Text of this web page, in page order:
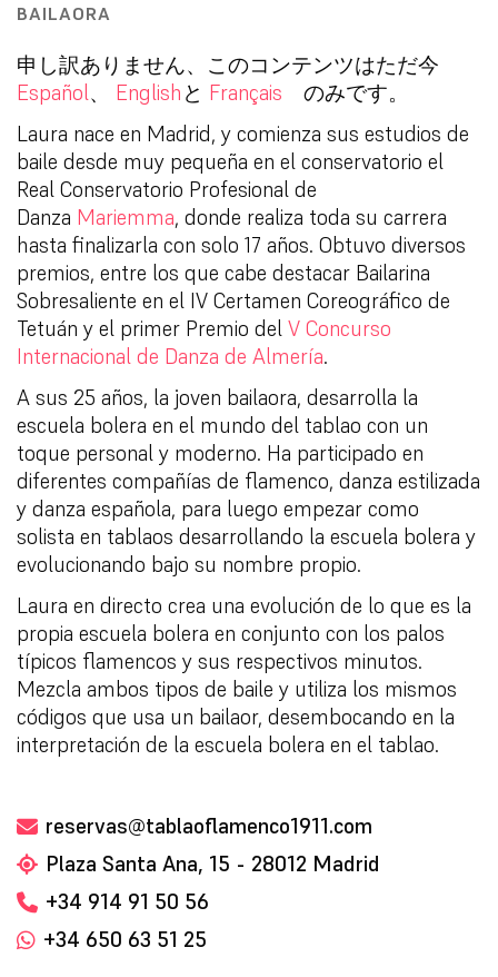
BAILAORA
申し訳ありません、このコンテンツはただ今
Español、 English と Français のみです。
Laura nace en Madrid, y comienza sus estudios de
baile desde muy pequeña en el conservatorio el
Real Conservatorio Profesional de
Danza Mariemma, donde realiza toda su carrera
hasta finalizarla con solo 17 años. Obtuvo diversos
premios, entre los que cabe destacar Bailarina
Sobresaliente en el IV Certamen Coreográfico de
Tetuán y el primer Premio del V Concurso
Internacional de Danza de Almería.
A sus 25 años, la joven bailaora, desarrolla la
escuela bolera en el mundo del tablao con un
toque personal y moderno. Ha participado en
diferentes compañías de flamenco, danza estilizada
y danza española, para luego empezar como
solista en tablaos desarrollando la escuela bolera y
evolucionando bajo su nombre propio.
Laura en directo crea una evolución de lo que es la
propia escuela bolera en conjunto con los palos
típicos flamencos y sus respectivos minutos.
Mezcla ambos tipos de baile y utiliza los mismos
códigos que usa un bailaor, desembocando en la
interpretación de la escuela bolera en el tablao.
reservas@tablaoflamenco1911.com
Plaza Santa Ana, 15 - 28012 Madrid
+34 914 91 50 56
+34 650 63 51 25